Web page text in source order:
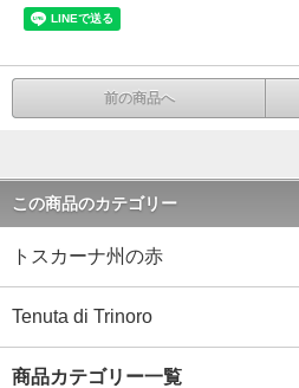
前の商品へ
この商品のカテゴリー
トスカーナ州の赤
Tenuta di Trinoro
商品カテゴリー一覧